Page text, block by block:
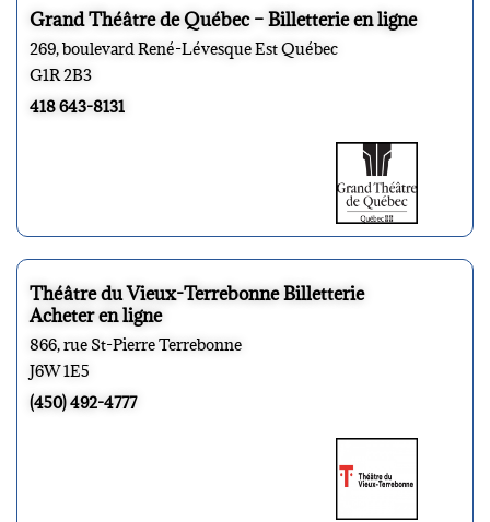
Grand Théâtre de Québec – Billetterie en ligne
269, boulevard René-Lévesque Est Québec
G1R 2B3
418 643-8131
Théâtre du Vieux-Terrebonne Billetterie
Acheter en ligne
866, rue St-Pierre Terrebonne
J6W 1E5
(450) 492-4777